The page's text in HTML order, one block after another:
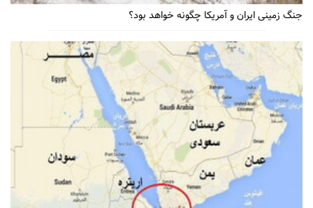
جنگ زمینی ایران و آمریکا چگونه خواهد بود؟